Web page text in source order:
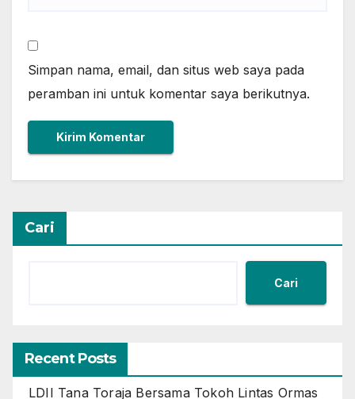
Simpan nama, email, dan situs web saya pada
peramban ini untuk komentar saya berikutnya.
Cari
Cari
Recent Posts
LDII Tana Toraja Bersama Tokoh Lintas Ormas